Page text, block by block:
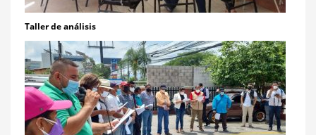
Taller de análisis